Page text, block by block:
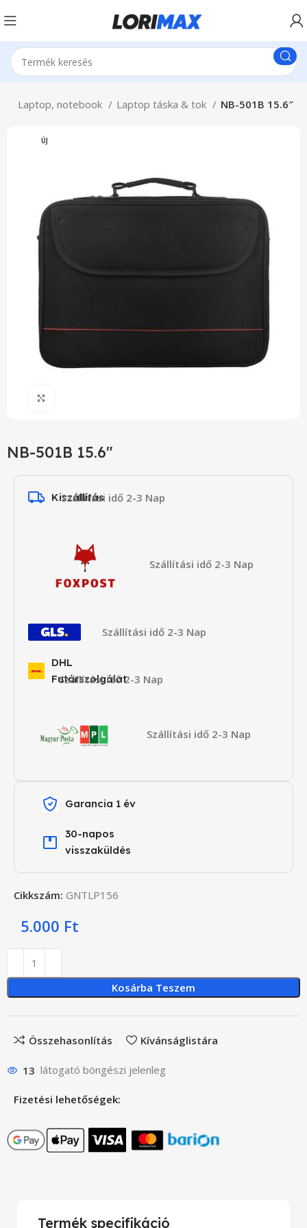
Laptop, notebook Laptop táska & tok NB-501B 15.6″
ÚJ
NB-501B 15.6″
Kiszállítás
Szállítási idő 2-3 Nap
Szállítási idő 2-3 Nap
Szállítási idő 2-3 Nap
DHL
Futárszolgálat
Szállítási idő 2-3 Nap
Szállítási idő 2-3 Nap
Garancia 1 év
30-napos
visszaküldés
Cikkszám: GNTLP156
5.000 Ft
Kosárba Teszem
Összehasonlítás Kívánságlistára
13 látogató böngészi jelenleg
Fizetési lehetőségek:
Termék specifikáció